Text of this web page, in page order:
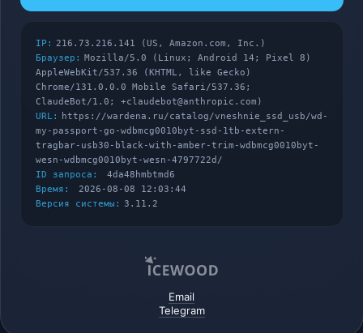
IP: 216.73.216.141 (US, Amazon.com, Inc.)
Браузер: Mozilla/5.0 (Linux; Android 14; Pixel 8)
AppleWebKit/537.36 (KHTML, like Gecko)
Chrome/131.0.0.0 Mobile Safari/537.36;
ClaudeBot/1.0; +claudebot@anthropic.com)
URL:
https://wardena.ru/catalog/vneshnie_ssd_usb/wd-
my-passport-go-wdbmcg0010byt-ssd-1tb-extern-
tragbar-usb30-black-with-amber-trim-wdbmcg0010byt-
wesn-wdbmcg0010byt-wesn-4797722d/
ID запроса:
4da48hmbtmd6
Время:
2026-08-08 12:03:44
Версия системы: 3.11.2
Email
Telegram